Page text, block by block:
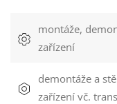
montáže,
zařízení
demontáže a
zařízení vč.